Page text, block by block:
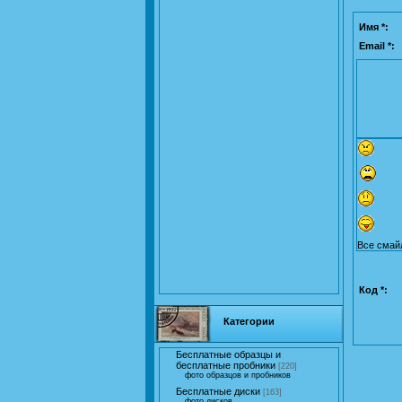
Категории
Бесплатные образцы и
бесплатные пробники [220]
фото образцов и пробников
Бесплатные диски [163]
Имя *:
Email *:
Все
Код *: